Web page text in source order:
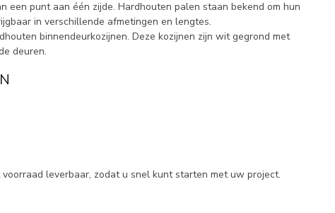
een punt aan één zijde. Hardhouten palen staan bekend om hun
in verschillende afmetingen en lengtes.
binnendeurkozijnen. Deze kozijnen zijn wit gegrond met
deuren.
leverbaar, zodat u snel kunt starten met uw project.